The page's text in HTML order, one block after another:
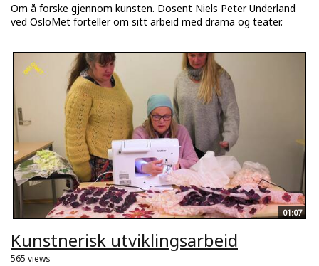
Om å forske gjennom kunsten. Dosent Niels Peter Underland
ved OsloMet forteller om sitt arbeid med drama og teater.
01:07
Kunstnerisk utviklingsarbeid
565 views